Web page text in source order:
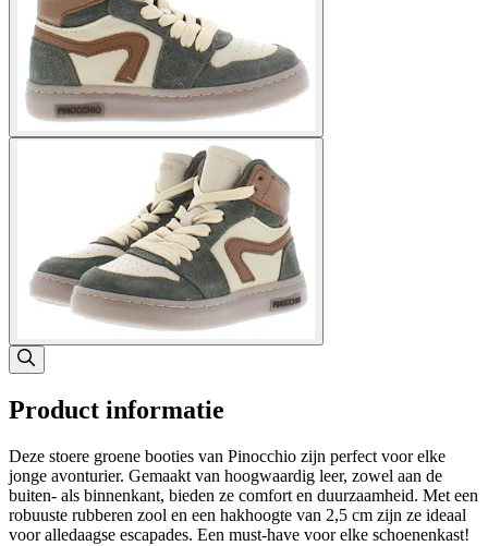
Product informatie
Deze stoere groene booties van Pinocchio zijn perfect voor elke
jonge avonturier. Gemaakt van hoogwaardig leer, zowel aan de
buiten- als binnenkant, bieden ze comfort en duurzaamheid. Met een
robuuste rubberen zool en een hakhoogte van 2,5 cm zijn ze ideaal
voor alledaagse escapades. Een must-have voor elke schoenenkast!